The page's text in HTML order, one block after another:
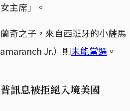
主席」。
奇之子，來自西班牙的小薩馬
Jr.）則未能當選 。
訊息被拒絕入境美國